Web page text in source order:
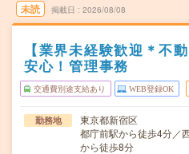
未読 掲載日 2026/08/08
【業界未経験歓迎＊不
安心！管理事務
交通費別途支給あり WEB登録OK
勤務地
東京都新宿区
都庁前駅から徒歩4分／
から徒歩8分